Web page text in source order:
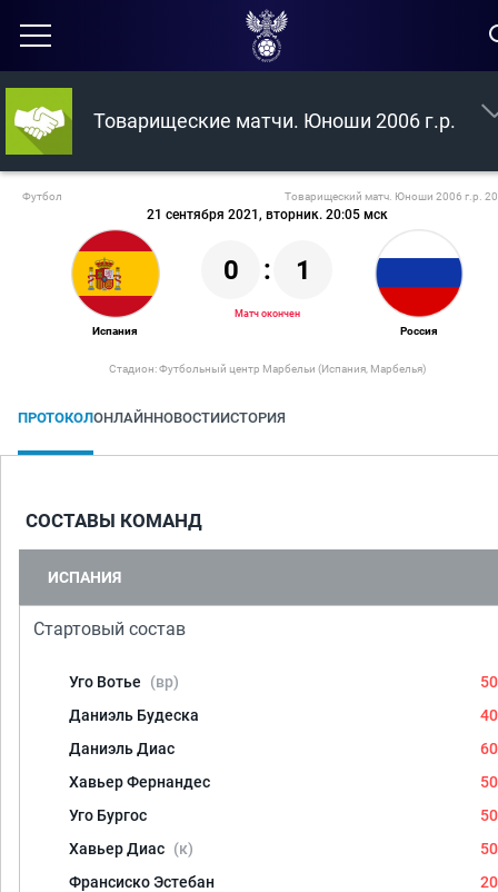
Товарищеские матчи. Юноши 2006 г.р.
Футбол
21 сентября 2021, вторник. 20:05 мск
Товарищеский матч. Юноши 2006 г.р.
Испания
0 : 1
Матч окончен
Россия
Стадион: Футбольный центр Марбельи (Испания, Марбелья)
ПРОТОКОЛОНЛАЙННОВОСТИИСТОРИЯ
СОСТАВЫ КОМАНД
ИСПАНИЯ
Стартовый состав
Уго Вотье (вр)
Даниэль Будеска
Даниэль Диас
Хавьер Фернандес
Уго Бургос
Хавьер Диас (к)
Франсиско Эстебан